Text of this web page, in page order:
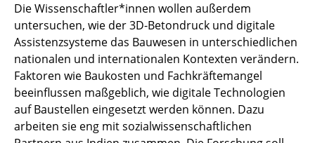
Die Wissenschaftler*innen wollen außerdem
untersuchen, wie der 3D-Betondruck und digitale
Assistenzsysteme das Bauwesen in unterschiedlichen
nationalen und internationalen Kontexten verändern.
Faktoren wie Baukosten und Fachkräftemangel
beeinflussen maßgeblich, wie digitale Technologien
auf Baustellen eingesetzt werden können. Dazu
arbeiten sie eng mit sozialwissenschaftlichen